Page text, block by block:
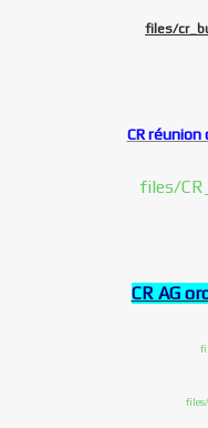
files/
CR
files/
CR AG